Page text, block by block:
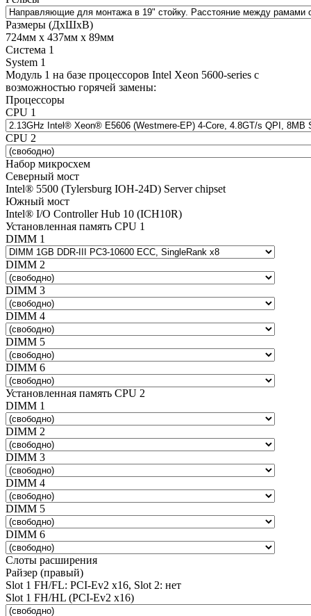
Размеры (ДхШхВ)
724мм х 437мм х 89мм
Система 1
System 1
Модуль 1 на базе процессоров Intel Xeon 5600-series с
возможностью горячей замены:
Процессоры
CPU 1
CPU 2
Набор микросхем
Северный мост
Intel® 5500 (Tylersburg IOH-24D) Server chipset
Южный мост
Intel® I/O Controller Hub 10 (ICH10R)
Установленная память CPU 1
DIMM 1
DIMM 2
DIMM 3
DIMM 4
DIMM 5
DIMM 6
Установленная память CPU 2
DIMM 1
DIMM 2
DIMM 3
DIMM 4
DIMM 5
DIMM 6
Слоты расширения
Райзер (правый)
Slot 1 FH/FL: PCI-Ev2 x16, Slot 2: нет
Slot 1 FH/HL (PCI-Ev2 x16)